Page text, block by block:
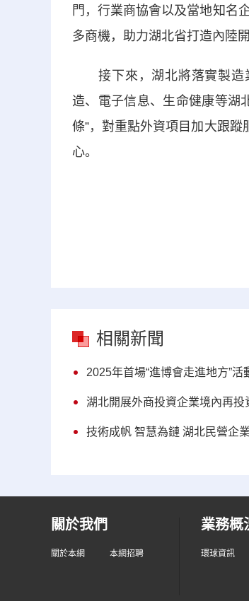
門，行業商協會以及當地知名
多商機，助力湖北省打造內陸
接下來，湖北將落實製造業
造、電子信息、生命健康等湖
條”，對重點外資項目加大跟
心。
相關新聞
2025年首場“進博會走進地方”
湖北開展外商投資企業境內再
技術成帆 智慧為鏈 湖北民營企
關於我們
關於本網 本網招聘
業務概
環球資訊